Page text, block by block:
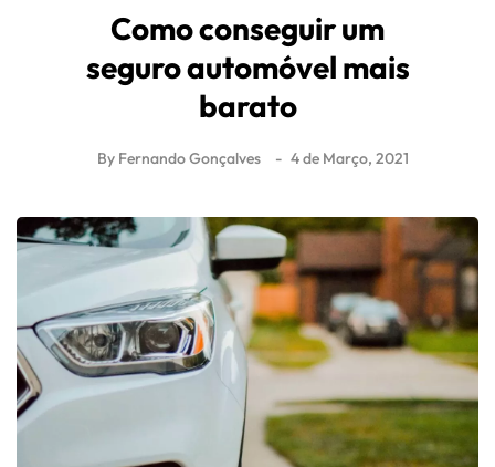
Como conseguir um
seguro automóvel mais
barato
By Fernando Gonçalves 4 de Março, 2021